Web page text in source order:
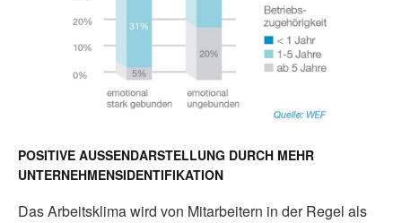
POSITIVE AUSSENDARSTELLUNG DURCH MEHR
UNTERNEHMENSIDENTIFIKATION
Das Arbeitsklima wird von Mitarbeitern in der Regel als